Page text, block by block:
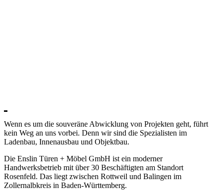
Wenn es um die souveräne Abwicklung von Projekten geht, führt
kein Weg an uns vorbei. Denn wir sind die Spezialisten im
Ladenbau, Innenausbau und Objektbau.
Die Enslin Türen + Möbel GmbH ist ein moderner
Handwerksbetrieb mit über 30 Beschäftigten am Standort
Rosenfeld. Das liegt zwischen Rottweil und Balingen im
Zollernalbkreis in Baden-Württemberg.